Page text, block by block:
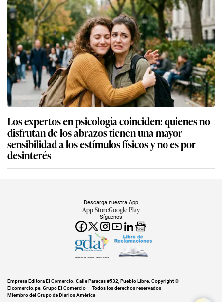
Los expertos en psicología coinciden: quienes no
disfrutan de los abrazos tienen una mayor
sensibilidad a los estímulos físicos y no es por
desinterés
Síguenos
Descarga nuestra App
App StoreGoogle Play
Miembro del Grupo de Diarios América
Empresa Editora El Comercio. Calle Paracas #532, Pueblo Libre. Copyright ©
Elcomercio.pe. Grupo El Comercio — Todos los derechos reservados
Miembro del Grupo de Diarios América